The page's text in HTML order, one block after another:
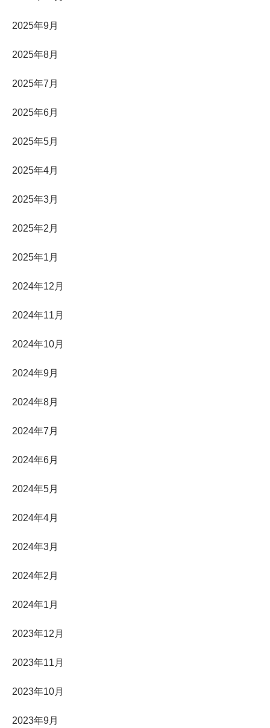
2025年9月
2025年8月
2025年7月
2025年6月
2025年5月
2025年4月
2025年3月
2025年2月
2025年1月
2024年12月
2024年11月
2024年10月
2024年9月
2024年8月
2024年7月
2024年6月
2024年5月
2024年4月
2024年3月
2024年2月
2024年1月
2023年12月
2023年11月
2023年10月
2023年9月